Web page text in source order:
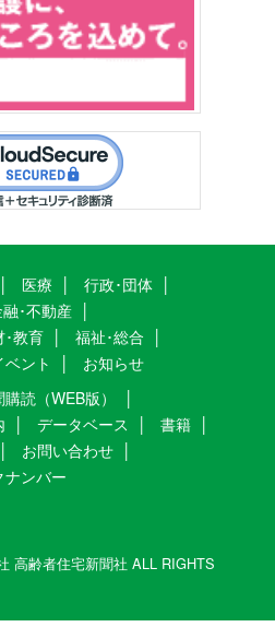
医療
行政･団体
･不動産
･教育
福祉･総合
ント
お知らせ
購読（WEB版）
データベース
書籍
お問い合わせ
ナンバー
高齢者住宅新聞社 ALL RIGHTS